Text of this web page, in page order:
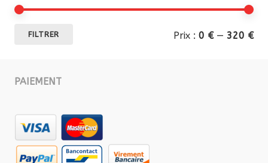
FILTRER Prix : 0 €— 320 €
PAIEMENT